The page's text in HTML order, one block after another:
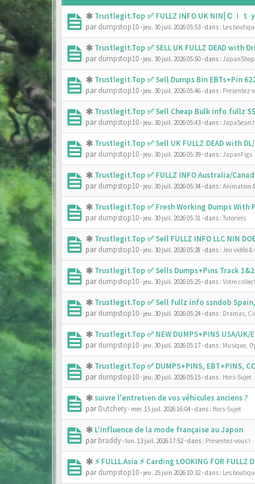
Trustlegit.Top ✅ FULLZ INFO UK NIN|Ｃｉ
pardumpstop10- jeu. 30 juil. 2026 05:53- dans : Les
Trustlegit.Top ✅ SELL UK FULLZ DEAD with
pardumpstop10- jeu. 30 juil. 2026 05:50- dans : JapanShop
Trustlegit.Top ✅ Sell Dumps Bin EBTs+Pin
pardumpstop10- jeu. 30 juil. 2026 05:46- dans : Presentez-
Trustlegit.Top ✅ Sell Cheap Bulk info fullz
pardumpstop10- jeu. 30 juil. 2026 05:43- dans : JapaSearch
Trustlegit.Top ✅ Sell UK FULLZ DEAD with
pardumpstop10- jeu. 30 juil. 2026 05:39- dans : JapanFigs
Trustlegit.Top ✅ FULLZ INFO Australia/
pardumpstop10- jeu. 30 juil. 2026 05:34- dans : Animation
Trustlegit.Top ✅ Fresh Working Dumps With
pardumpstop10- jeu. 30 juil. 2026 05:31- dans : Tutoriels
Trustlegit.Top ✅ Sell FULLZ INFO LLC NIN
pardumpstop10- jeu. 30 juil. 2026 05:28 - dans : Jeu vidéo &
Trustlegit.Top ✅ Sells Dumps+Pins Track 1&2
pardumpstop10- jeu. 30 juil. 2026 05:25- dans : Votre
Trustlegit.Top ✅ Sell fullz info ssndob
pardumpstop10- jeu. 30 juil. 2026 05:24- dans : Dramas,
Trustlegit.Top ✅ NEW DUMPS+PINS USA/
pardumpstop10- jeu. 30 juil. 2026 05:17- dans : Musique,
Trustlegit.Top ✅ DUMPS+PINS, EBT+PINS,
pardumpstop10- jeu. 30 juil. 2026 05:15- dans : Hors-Sujet
suivre l'entretien de vos véhicules anciens ?
parDutchery- mer. 15 juil. 2026 16:04- dans : Hors-Sujet
L'influence de la mode française au Japon
parbraddy- lun. 13 juil. 2026 17:52- dans : Presentez-vous !
⚡ FULLL.Asia ⚡ Carding LOOKING FOR
pardumpstop10- jeu. 25 juin 2026 10:32- dans : Les